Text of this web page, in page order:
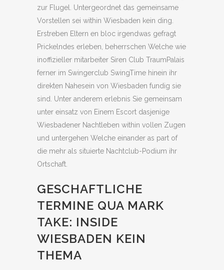
zur Flugel. Untergeordnet das gemeinsame
Vorstellen sei within Wiesbaden kein ding.
Erstreben Eltern en bloc irgendwas gefragt
Prickelndes erleben, beherrschen Welche wie
inoffizieller mitarbeiter Siren Club TraumPalais
ferner im Swingerclub SwingTime hinein ihr
direkten Nahesein von Wiesbaden fundig sie
sind. Unter anderem erlebnis Sie gemeinsam
unter einsatz von Einem Escort dasjenige
Wiesbadener Nachtleben within vollen Zugen
und untergehen Welche einander as part of
die mehr als situierte Nachtclub-Podium ihr
Ortschaft.
GESCHAFTLICHE
TERMINE QUA MARK
TAKE: INSIDE
WIESBADEN KEIN
THEMA